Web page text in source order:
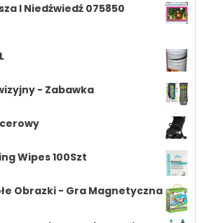
I Niedźwiedź 075850
- Zabawka
Wipes 100Szt
Obrazki - Gra Magnetyczna